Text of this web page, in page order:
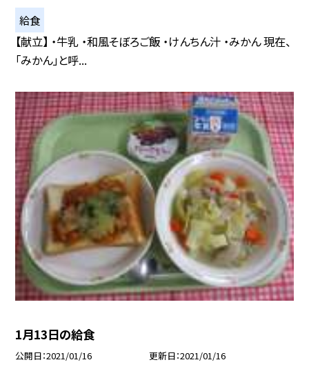
給食
【献立】 ・牛乳 ・和風そぼろご飯 ・けんちん汁 ・みかん 現在、
「みかん」と呼...
1月13日の給食
公開日 2021/01/16 更新日 2021/01/16